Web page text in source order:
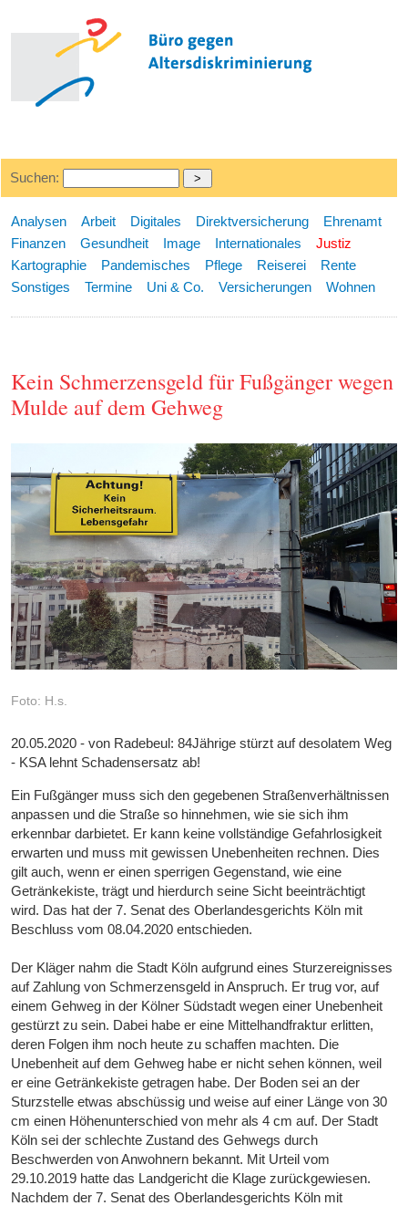
Suchen:
Analysen Arbeit Digitales Direktversicherung
Ehrenamt
Finanzen
Gesundheit Image Internationales
Justiz
Kartographie
Pandemisches Pflege Reiserei
Rente
Sonstiges
Termine Uni & Co. Versicherungen Wohnen
Kein Schmerzensgeld für Fußgänger wegen
Mulde auf dem Gehweg
Foto: H.s.
20.05.2020 - von Radebeul: 84Jährige stürzt auf desolatem Weg
- KSA lehnt Schadensersatz ab!
Ein Fußgänger muss sich den gegebenen Straßenverhältnissen
anpassen und die Straße so hinnehmen, wie sie sich ihm
erkennbar darbietet. Er kann keine vollständige Gefahrlosigkeit
erwarten und muss mit gewissen Unebenheiten rechnen. Dies
gilt auch, wenn er einen sperrigen Gegenstand, wie eine
Getränkekiste, trägt und hierdurch seine Sicht beeinträchtigt
wird. Das hat der 7. Senat des Oberlandesgerichts Köln mit
Beschluss vom 08.04.2020 entschieden.
Der Kläger nahm die Stadt Köln aufgrund eines Sturzereignisses
auf Zahlung von Schmerzensgeld in Anspruch. Er trug vor, auf
einem Gehweg in der Kölner Südstadt wegen einer Unebenheit
gestürzt zu sein. Dabei habe er eine Mittelhandfraktur erlitten,
deren Folgen ihm noch heute zu schaffen machten. Die
Unebenheit auf dem Gehweg habe er nicht sehen können, weil
er eine Getränkekiste getragen habe. Der Boden sei an der
Sturzstelle etwas abschüssig und weise auf einer Länge von 30
cm einen Höhenunterschied von mehr als 4 cm auf. Der Stadt
Köln sei der schlechte Zustand des Gehwegs durch
Beschwerden von Anwohnern bekannt. Mit Urteil vom
29.10.2019 hatte das Landgericht die Klage zurückgewiesen.
Nachdem der 7. Senat des Oberlandesgerichts Köln mit